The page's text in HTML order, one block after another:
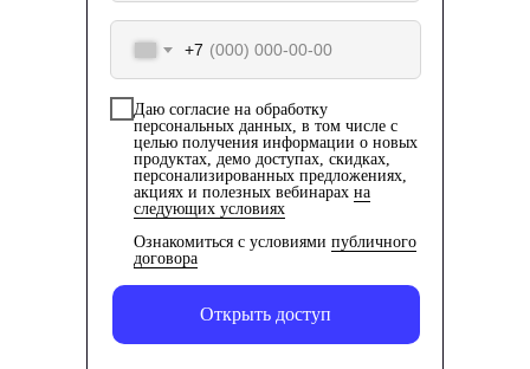
+7
Даю согласие на обработку
персональных данных, в том числе с
целью получения информации о новых
продуктах, демо доступах, скидках,
персонализированных предложениях,
акциях и полезных вебинарах на
следующих условиях
Ознакомиться с условиями публичного
договора
Открыть доступ